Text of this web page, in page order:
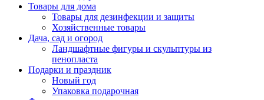
Товары для дома
Товары для дезинфекции и защиты
Хозяйственные товары
Дача, сад и огород
Ландшафтные фигуры и скульптуры из
пенопласта
Подарки и праздник
Новый год
Упаковка подарочная